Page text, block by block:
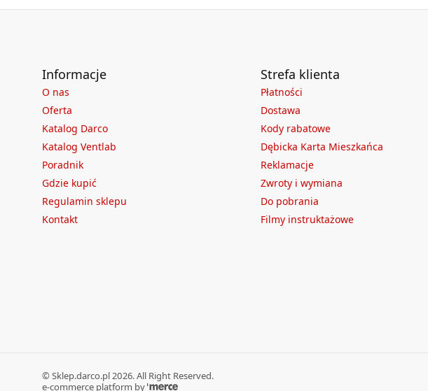
Informacje
O nas
Oferta
Katalog Darco
Katalog Ventlab
Poradnik
Gdzie kupić
Regulamin sklepu
Kontakt
Strefa klienta
Płatności
Dostawa
Kody rabatowe
Dębicka Karta Mieszkańca
Reklamacje
Zwroty i wymiana
Do pobrania
Filmy instruktażowe
© Sklep.darco.pl 2026. All Right Reserved.
e-commerce platform by